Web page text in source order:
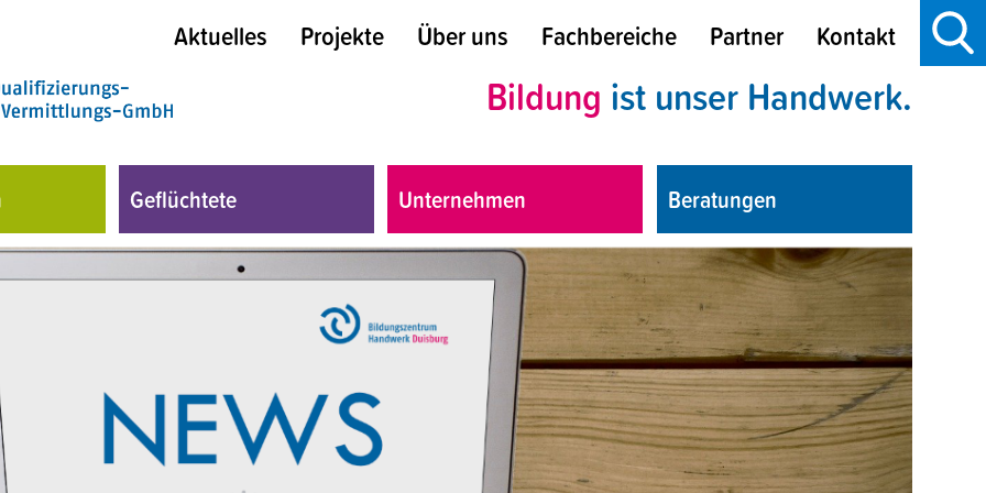
Aktuelles Projekte Über uns Fachbereiche Partner Kontakt
Bildung ist unser Handwerk.
Geflüchtete Unternehmen Beratungen
Suchen